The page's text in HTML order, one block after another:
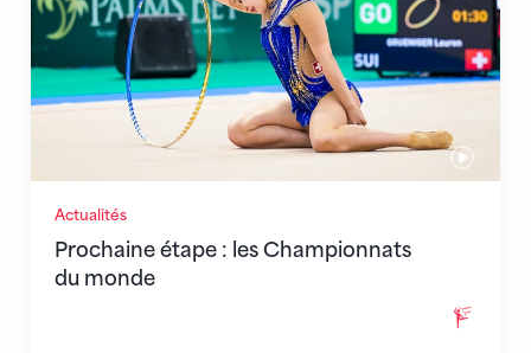
Actualités
Prochaine étape : les Championnats
du monde